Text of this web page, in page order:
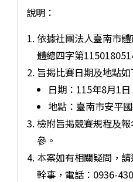
說明：
依據社團法人臺南市
體總四字第
旨揭比賽日期及地點如
日期：115年8月1日
地點：臺南市安平
檢附旨揭競賽規程及
參。
本案如有相關疑問，
幹事，電話：0936-